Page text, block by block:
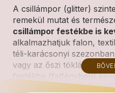
A csillámpor (glitter)
remekül mutat és
csillámpor festékbe is
alkalmazhatjuk falon,
téli-karácsonyi
vagy az őszi
festékbe (falfényben)
egyszerű, az eredmény